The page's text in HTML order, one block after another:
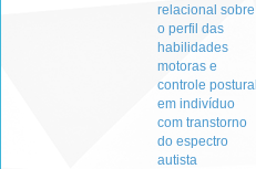
relacional sobre
o perfil das
habilidades
motoras e
controle postural
em indivíduo
com transtorno
do espectro
autista